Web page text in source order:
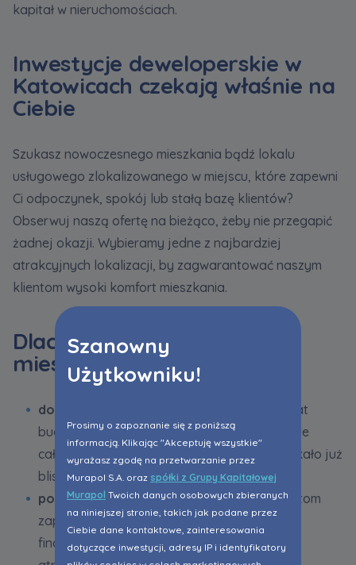
Szanowny
Użytkowniku!
Prosimy o zapoznanie się z poniższą
informacją. Klikając "Akceptuję wszystkie"
wyrażasz zgodę na przetwarzanie przez
Murapol S.A. oraz spółki z Grupy Kapitałowej
Murapol Twoich danych osobowych zbieranych
na niniejszej stronie, takich jak podane przez
Ciebie dane kontaktowe, zainteresowania
dotyczące inwestycji, adresy IP i identyfikatory
kapitał w nieruchomościach.
Inwestycje deweloperskie w
Katowicach czekają właśnie na
Ciebie
Szukasz nowoczesnego mieszkania bądź lokalu
usługowego zlokalizowanego w miejscu, które zapewni
Ci odpoczynek, spokój lub stałą bazę klientów?
Obserwuj naszą ofertę na bieżąco, żeby nie przegapić
żadnej okazji. Wybieramy jedne z najbardziej
atrakcyjnych lokalizacji, by zagwarantować naszym
klientom wysoki komfort mieszkania.
Dlaczego warto kupić
mieszkanie w Katowicach?
doświadczenie i bezpieczeństwo
– od 25 lat
budujemy inwestycje mieszkaniowe na terenie
całego kraju, na naszych osiedlach zamieszkało już
blisko 104,5 tys. osób,
pomoc w uzyskaniu kredytu– naszym klientom
zapewniamy bezpłatne wsparcie doradców
finansowych oraz negocjujemy z bankami